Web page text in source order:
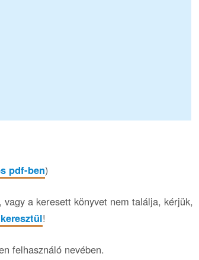
pdf-ben)
a keresett könyvet nem találja, kérjük,
!
felhasználó nevében.